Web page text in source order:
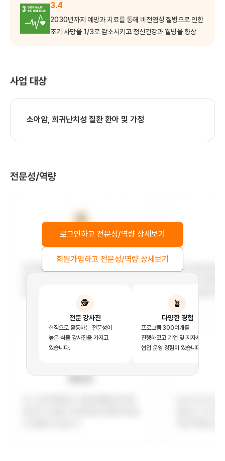
3.4
2030년까지 예방과 치료를 통해 비전염성 질병으로 인한
조기 사망을 1/3로 감소시키고 정신건강과 웰빙을 향상
사업 대상
소아암, 희귀난치성 질환 환아 및 가정
전문성/역량
🕵️‍
전문 강사진
현직으로 활동하는 전문성이
높은 식물 강사진을 가지고
있습니다.
🪴‍
다양한 경험
프로그램 300여개를
진행하였고 기업 및 지자체와의
협업 운영 경험이 있습니다.
로그인하고 전문성/역량 상세보기
회원가입하고 전문성/역량 상세보기